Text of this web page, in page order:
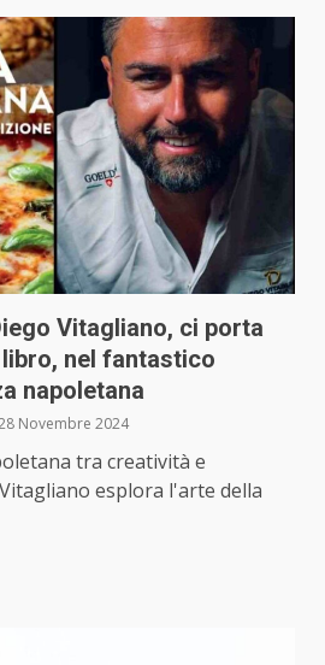
Vitagliano, ci porta
nel fantastico
napoletana
Novembre 2024
tra creatività e
esplora l'arte della